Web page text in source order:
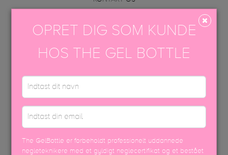
Skalhuse 10
FØLG OS
OPRET DIG SOM KUNDE
HOS THE GEL BOTTLE
The GelBottle er forbeholdt professionelt uddannede
negleteknikere med et gyldigt neglecertifikat og et bestået